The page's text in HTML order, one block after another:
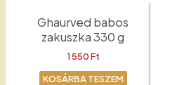
Ghaurved babos
zakuszka 330 g
1 550Ft
KOSÁRBA TESZEM